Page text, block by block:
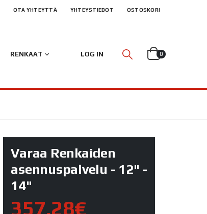
OTA YHTEYTTÄ YHTEYSTIEDOT OSTOSKORI
RENKAAT LOG IN 0
Varaa Renkaiden
asennuspalvelu - 12" -
14"
357,28€